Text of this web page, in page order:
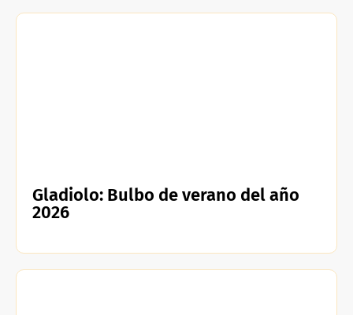
Gladiolo: Bulbo de verano del año
2026